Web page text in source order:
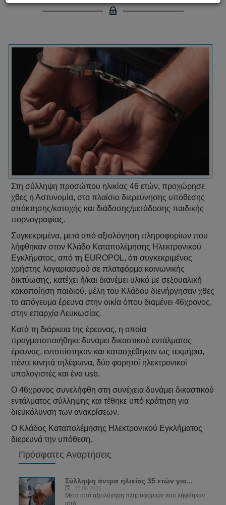
Στη σύλληψη προσώπου ηλικίας 46 ετών, προχώρησε
χθες η Αστυνομία, στο πλαίσιο διερεύνησης υπόθεσης
απόκτησης/κατοχής και διάδοσης/μετάδοσης παιδικής
πορνογραφίας.
Συγκεκριμένα, μετά από αξιολόγηση πληροφορίων που
λήφθηκαν στον Κλάδο Καταπολέμησης Ηλεκτρονικού
Εγκλήματος, από τη EUROPOL, ότι συγκεκριμένος
χρήστης λογαριασμού σε πλατφόρμα κοινωνικής
δικτύωσης, κατέχει ή/και διανέμει υλικό με σεξουαλική
κακοποίηση παιδιού, μέλη του Κλάδου διενήργησαν χθες
το απόγευμα έρευνα στην οικία όπου διαμένει 46χρονος,
στην επαρχία Λευκωσίας.
Κατά τη διάρκεια της έρευνας, η οποία
πραγματοποιήθηκε δυνάμει δικαστικού εντάλματος
έρευνας, εντοπίστηκαν και κατασχέθηκαν ως τεκμήρια,
πέντε κινητά τηλέφωνα, δύο φορητοί ηλεκτρονικοί
υπολογιστές και ένα usb.
Ο 46χρονος συνελήφθη στη συνέχεια δυνάμει δικαστικού
εντάλματος σύλληψης και τέθηκε υπό κράτηση για
διευκόλυνση των ανακρίσεων.
Ο Κλάδος Καταπολέμησης Ηλεκτρονικού Εγκλήματος
διερευνά την υπόθεση.
Πρόσφατες Αναρτήσεις
Σύλληψη άντρα ηλικίας 35 ετών για...
22.06.2026
Μετά από αξιολόγηση πληροφοριών που λήφθηκαν